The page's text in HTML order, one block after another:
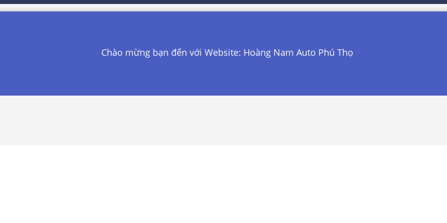
Chào mừng bạn đến với Website: Hoàng Nam Auto Phú Thọ